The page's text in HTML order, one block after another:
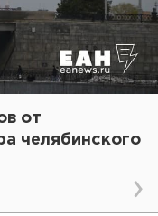
от
челябинского